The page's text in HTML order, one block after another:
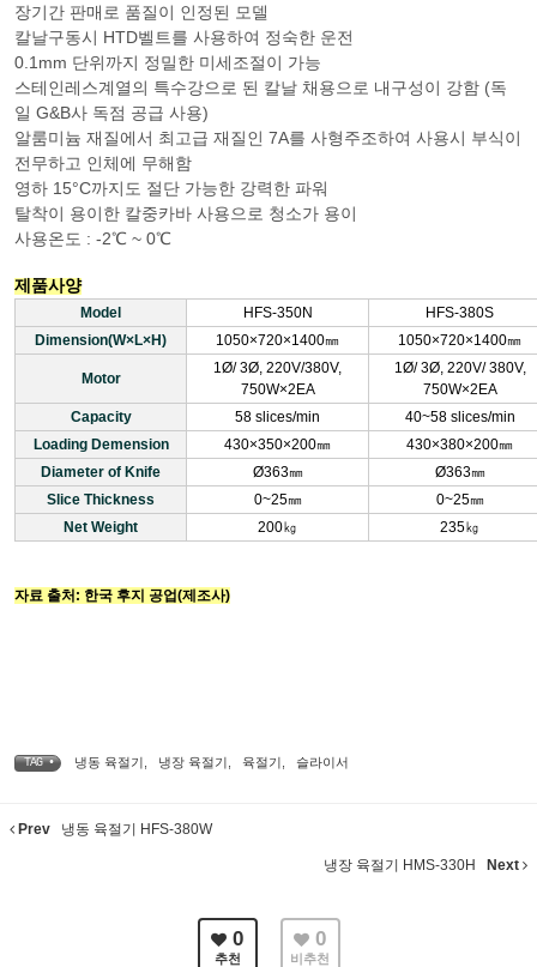
장기간 판매로 품질이 인정된 모델
칼날구동시 HTD벨트를 사용하여 정숙한 운전
0.1mm 단위까지 정밀한 미세조절이 가능
스테인레스계열의 특수강으로 된 칼날 채용으로 내구성이 강함 (독
일 G&B사 독점 공급 사용)
알룸미늄 재질에서 최고급 재질인 7A를 사형주조하여 사용시 부식이
전무하고 인체에 무해함
영하 15°C까지도 절단 가능한 강력한 파워
탈착이 용이한 칼중카바 사용으로 청소가 용이
사용온도 : -2℃ ~ 0℃
제품사양
Model HFS-350N
HFS-380S
Dimension(W×L×H)
1050×720×1400㎜ 1050×720×1400㎜
Motor
1Ø/ 3Ø, 220V/380V,
750W×2EA
1Ø/ 3Ø, 220V/ 380V,
750W×2EA
Capacity
58 slices/min
40~58 slices/min
Loading Demension
430×350×200㎜
430×380×200㎜
Diameter of Knife
Ø363㎜
Ø363㎜
Slice Thickness
0~25㎜
0~25㎜
Net Weight
200㎏ 235㎏
자료 출처: 한국 후지 공업(제조사)
TAG • 냉동 육절기 냉장 육절기 육절기 슬라이서
Prev 냉동 육절기 HFS-380W
냉장 육절기 HMS-330H Next
0
추천
0
비추천